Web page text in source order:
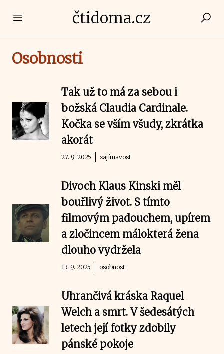
Open main menučtidoma.cz
Osobnosti
Tak už to má za sebou i
božská Claudia Cardinale.
Kočka se vším všudy, zkrátka
akorát
27. 9. 2025 zajímavost
Divoch Klaus Kinski měl
bouřlivý život. S tímto
filmovým padouchem, upírem
a zločincem málokterá žena
dlouho vydržela
13. 9. 2025 osobnost
Uhrančivá kráska Raquel
Welch a smrt. V šedesátých
letech její fotky zdobily
pánské pokoje